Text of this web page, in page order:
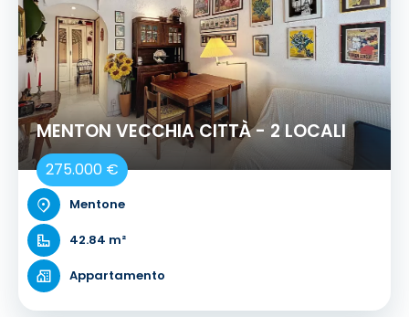
MENTON VECCHIA CITTÀ - 2 LOCALI
275.000 €
Mentone
42.84 m²
Appartamento